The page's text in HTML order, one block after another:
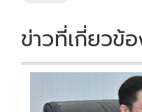
ข่าวที่เกี่ยวข้